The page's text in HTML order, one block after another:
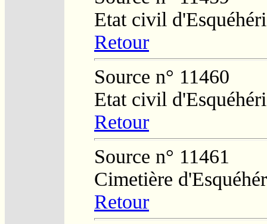
Etat civil
Retour
Source n° 11460
Etat civil
Retour
Source n° 11461
Cimetière
Retour